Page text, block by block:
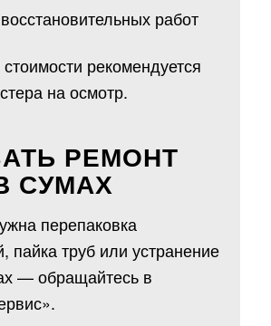
работ
рекомендуется
на осмотр.
РЕМОНТ
СУМАХ
перепаковка
пайка труб или устранение
— обращайтесь в